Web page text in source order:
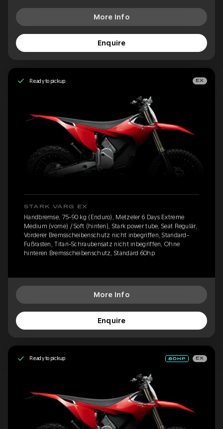
More Info
Enquire
Ready to pickup EX
STARK VARG EX
Handbremse, 75-90 kg (Enduro), Metzeler 6 Days Extreme
Medium (vorne) / Soft (hinten), Stark power tube, Seat Regulär,
Vorderer Bremsscheibenschutz nicht inbegriffen, Standard-
Fußrasten, Titan-Schraubensatz nicht inbegriffen, Ohne
hinteren Bremsscheibenschutz, Standard 60hp
More Info
Enquire
Ready to pickup EX